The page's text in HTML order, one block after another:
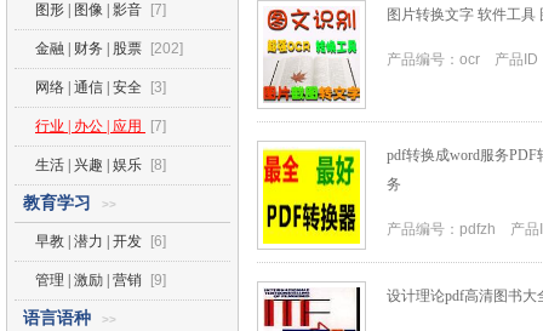
图形 | 图像 | 影音 [7]
金融 | 财务 | 股票 [202]
网络 | 通信 | 安全 [3]
行业 | 办公 | 应用 [7]
生活 | 兴趣 | 娱乐 [8]
教育学习 >>
早教 | 潜力 | 开发 [6]
管理 | 激励 | 营销 [9]
语言语种 >>
图片转换文字 软件工具
产品编号：ocr 产品ID
pdf转换成word服务
务
产品编号：pdfzh 产品
设计理论pdf高清图书大